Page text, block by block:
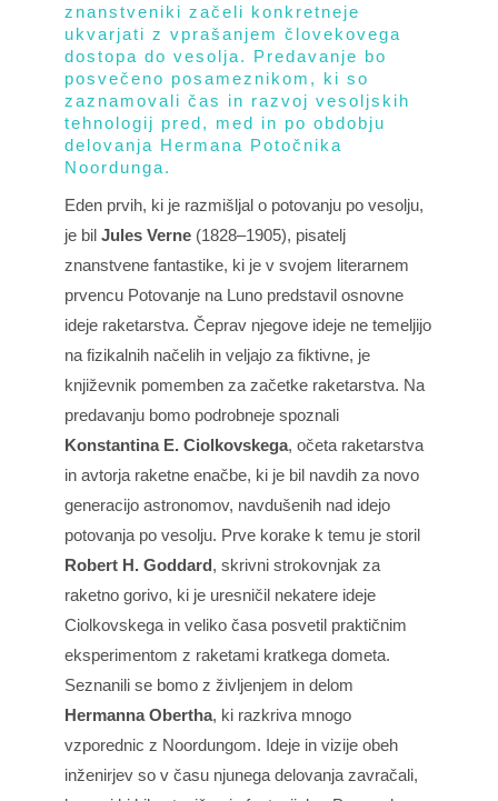
znanstveniki začeli konkretneje
ukvarjati z vprašanjem človekovega
dostopa do vesolja. Predavanje bo
posvečeno posameznikom, ki so
zaznamovali čas in razvoj vesoljskih
tehnologij pred, med in po obdobju
delovanja Hermana Potočnika
Noordunga.
Eden prvih, ki je razmišljal o potovanju po vesolju,
je bilJules Verne (1828–1905), pisatelj
znanstvene fantastike, ki je v svojem literarnem
prvencu Potovanje na Luno predstavil osnovne
ideje raketarstva. Čeprav njegove ideje ne temeljijo
na fizikalnih načelih in veljajo za fiktivne, je
književnik pomemben za začetke raketarstva. Na
predavanju bomo podrobneje spoznali
Konstantina E. Ciolkovskega, očeta raketarstva
in avtorja raketne enačbe, ki je bil navdih za novo
generacijo astronomov, navdušenih nad idejo
potovanja po vesolju. Prve korake k temu je storil
Robert H. Goddard, skrivni strokovnjak za
raketno gorivo, ki je uresničil nekatere ideje
Ciolkovskega in veliko časa posvetil praktičnim
eksperimentom z raketami kratkega dometa.
Seznanili se bomo z življenjem in delom
Hermanna Obertha, ki razkriva mnogo
vzporednic z Noordungom. Ideje in vizije obeh
inženirjev so v času njunega delovanja zavračali,